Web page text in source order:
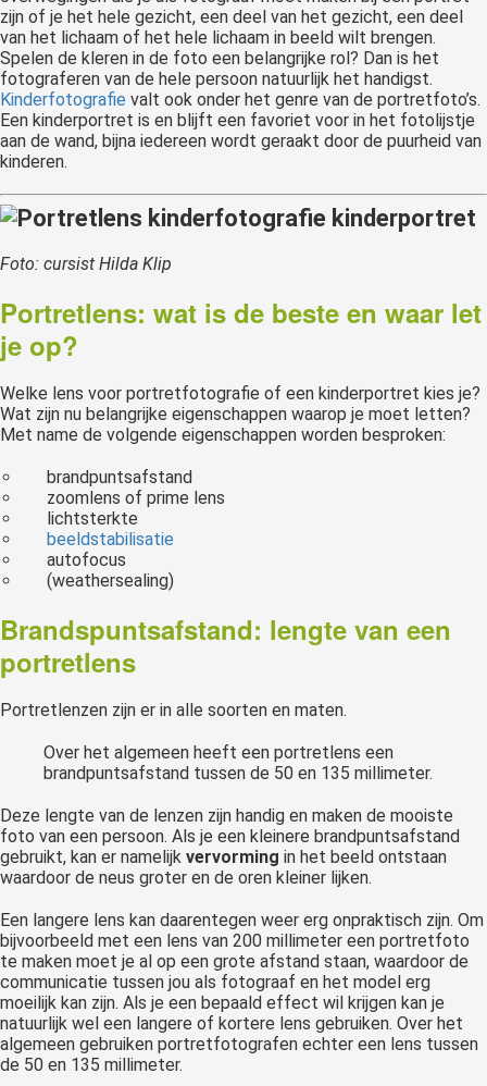
zijn of je het hele gezicht, een deel van het gezicht, een deel
van het lichaam of het hele lichaam in beeld wilt brengen.
Spelen de kleren in de foto een belangrijke rol? Dan is het
fotograferen van de hele persoon natuurlijk het handigst.
Kinderfotografie valt ook onder het genre van de portretfoto’s.
Een kinderportret is en blijft een favoriet voor in het fotolijstje
aan de wand, bijna iedereen wordt geraakt door de puurheid van
kinderen.
Foto: cursist Hilda Klip
Portretlens: wat is de beste en waar let
je op?
Welke lens voor portretfotografie of een kinderportret kies je?
Wat zijn nu belangrijke eigenschappen waarop je moet letten?
Met name de volgende eigenschappen worden besproken:
brandpuntsafstand
zoomlens of prime lens
lichtsterkte
beeldstabilisatie
autofocus
(weathersealing)
Brandspuntsafstand: lengte van een
portretlens
Portretlenzen zijn er in alle soorten en maten.
Over het algemeen heeft een portretlens een
brandpuntsafstand tussen de 50 en 135 millimeter.
Deze lengte van de lenzen zijn handig en maken de mooiste
foto van een persoon. Als je een kleinere brandpuntsafstand
gebruikt, kan er namelijk vervorming in het beeld ontstaan
waardoor de neus groter en de oren kleiner lijken.
Een langere lens kan daarentegen weer erg onpraktisch zijn. Om
bijvoorbeeld met een lens van 200 millimeter een portretfoto
te maken moet je al op een grote afstand staan, waardoor de
communicatie tussen jou als fotograaf en het model erg
moeilijk kan zijn. Als je een bepaald effect wil krijgen kan je
natuurlijk wel een langere of kortere lens gebruiken. Over het
algemeen gebruiken portretfotografen echter een lens tussen
de 50 en 135 millimeter.